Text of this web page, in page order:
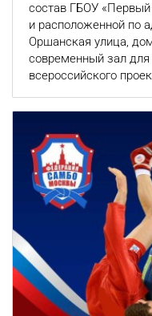
состав ГБОУ «Первый
и расположенной по
Оршанская улица,
современный зал
всероссийского